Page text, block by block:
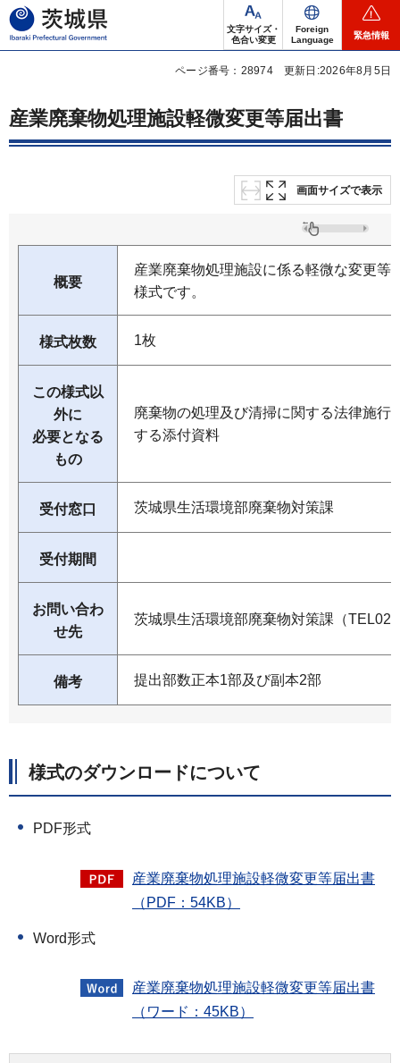
茨城県
文字サイズ・
色合い変更
Foreign
Language
緊急情報
ページ番号：28974 更新日:2026年8月5日
産業廃棄物処理施設軽微変更等届出書
画面サイズで表示
概要
産業廃棄物処理施設に係る軽微な変更等
様式です。
様式枚数 1枚
この様式以
外に
必要となる
もの
廃棄物の処理及び清掃に関する法律施行
する添付資料
受付窓口 茨城県生活環境部廃棄物対策課
受付期間
お問い合わ
せ先
茨城県生活環境部廃棄物対策課（
備考 提出部数正本1部及び副本2部
様式のダウンロードについて
PDF形式
産業廃棄物処理施設軽微変更等届出書
（PDF：54KB）
Word形式
産業廃棄物処理施設軽微変更等届出書
（ワード：45KB）